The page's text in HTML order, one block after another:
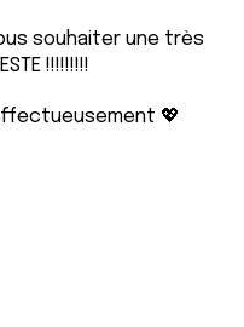
souhaiter une très
!!!!!!!!!
💖